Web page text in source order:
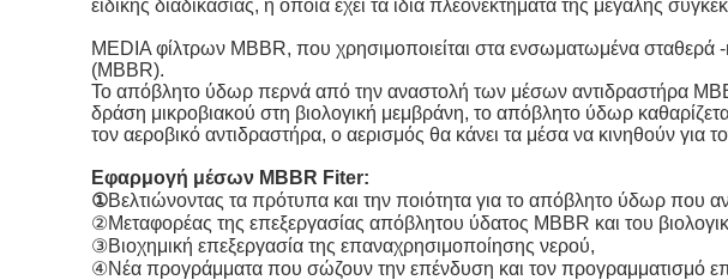
ειδικής διαδικασίας, η οποία έχει τα ίδια πλεονεκτήματα της μεγάλης
MEDIA φίλτρων MBBR, που χρησιμοποιείται στα ενσωματωμένα
(MBBR).
Το απόβλητο ύδωρ περνά από την αναστολή των μέσων αντιδραστήρα
δράση μικροβιακού στη βιολογική μεμβράνη, το απόβλητο ύδωρ
τον αεροβικό αντιδραστήρα, ο αερισμός θα κάνει τα μέσα να κινηθούν για
Εφαρμογή μέσων MBBR Fiter:
①Βελτιώνοντας τα πρότυπα και την ποιότητα για το απόβλητο ύδωρ που
②Μεταφορέας της επεξεργασίας απόβλητου ύδατος MBBR και του
③Βιοχημική επεξεργασία της επαναχρησιμοποίησης νερού,
④Νέα προγράμματα που σώζουν την επένδυση και τον προγραμματισμό